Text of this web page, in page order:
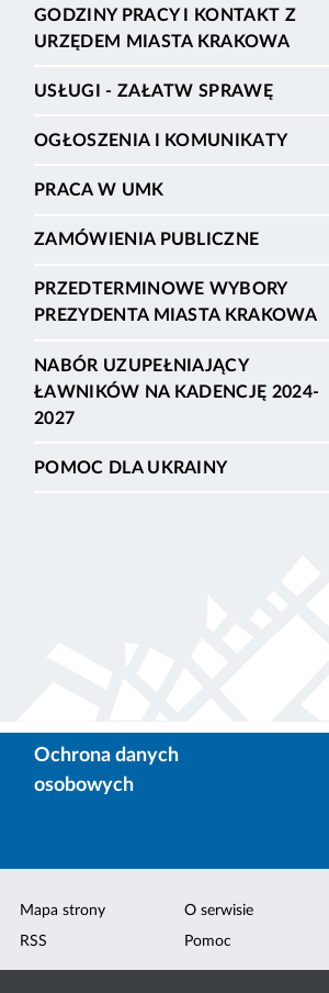
GODZINY PRACY I KONTAKT Z
URZĘDEM MIASTA KRAKOWA
USŁUGI - ZAŁATW SPRAWĘ
OGŁOSZENIA I KOMUNIKATY
PRACA W UMK
ZAMÓWIENIA PUBLICZNE
PRZEDTERMINOWE WYBORY
PREZYDENTA MIASTA KRAKOWA
NABÓR UZUPEŁNIAJĄCY
ŁAWNIKÓW NA KADENCJĘ 2024-
2027
POMOC DLA UKRAINY
Ochrona danych
osobowych
Mapa strony
RSS
O serwisie
Pomoc